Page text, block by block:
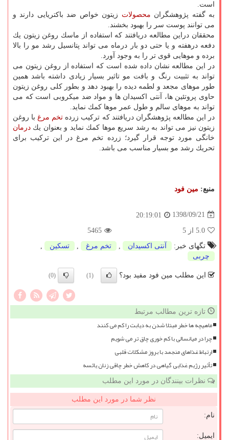
است.
به گفته پژوهشگران محصولات زیتون خواص ضد باكتریایی دارند و
می توانند پوست سر را بهبود بخشند.
محققان دراین مطالعه دریافتند كه استفاده از ماسك روغن زیتون یك
دفعه درهفته و یا حتی دو بار درماه می تواند پتانسیل رشد مو را بالا
برده و موهایی قوی تر را به وجود آورد.
در این مطالعه نشان داده شده است كه استفاده از روغن زیتون می
تواند به تثبیت رنگ و بافت مو تاثیر بسیار زیادی داشته باشد همین
طور موهای مجعد و لطمه دیده را بهبود دهد و بطور كلی روغن زیتون
حاوی پروتئین ها، آنتی اكسیدان ها و مواد ضد میكروبی است كه می
تواند به موهای سالم و طول عمر موها كمك نماید.
در این مطالعه پژوهشگران دریافتند كه تركیب زرده تخم مرغبا روغن
زیتون نیز می تواند به رشد سریع موها كمك نماید و بعنوان یك درمان
خانگی مورد توجه قرار گیرد؛ زرده تخم مرغ در این تركیب برای
تحریك رشد مو بسیار مناسب می باشد.
منبع: مین فود
1398/09/21
20:19:01
5.0 از 5
5465
تگهای خبر:
آنتی اكسیدان تخم مرغ تسكین
چربی
این مطلب مین فود مفید بود؟ (1)
(0)
تازه ترین مطالب مرتبط
ماهیچه ها خطر مبتلا شدن به دیابت را کم می کنند
چرا در میانسالی با کم خوری چاق تر می شویم
ارتباط غذاهای منجمد با بروز مشکلات قلبی
تأثیر رژیم غذایی گیاهی در کاهش خطر چاقی زنان یائسه
نظرات بینندگان در مورد این مطلب
نظر شما در مورد این مطلب
نام:
ایمیل: